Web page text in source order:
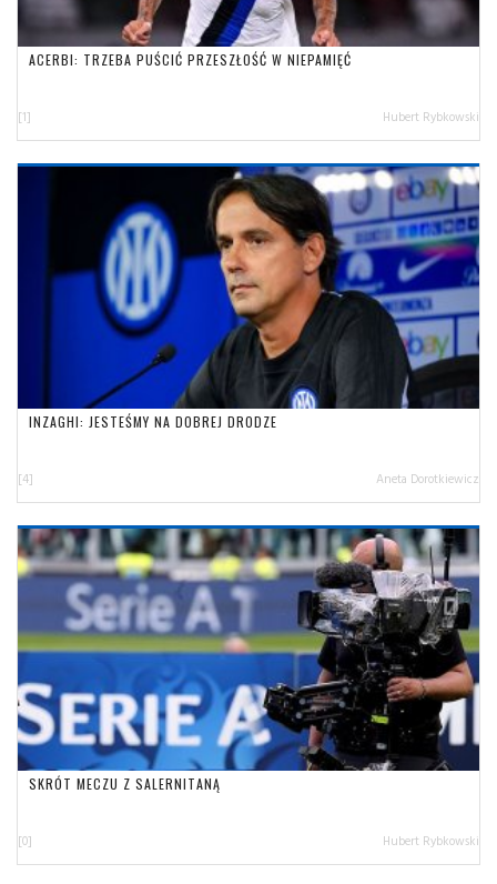
ACERBI: TRZEBA PUŚCIĆ PRZESZŁOŚĆ W NIEPAMIĘĆ
[1] Hubert Rybkowski
INZAGHI: JESTEŚMY NA DOBREJ DRODZE
[4] Aneta Dorotkiewicz
SKRÓT MECZU Z SALERNITANĄ
[0] Hubert Rybkowski